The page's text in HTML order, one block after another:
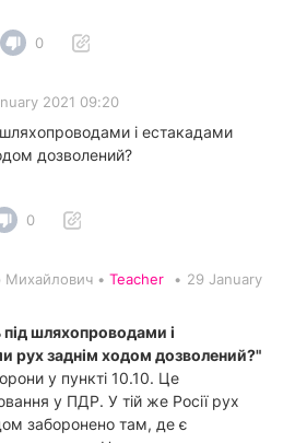
0
2021 09:20
і естакадами
дозволений?
0
• Teacher • 29 January
шляхопроводами і
рух заднім ходом дозволений?"
у пункті 10.10. Це
у ПДР. У тій же Росії рух
заборонено там, де є